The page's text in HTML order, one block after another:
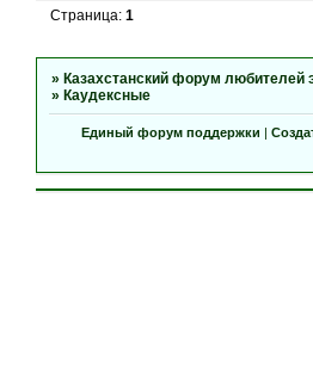
Страница:1
»Казахстанский форум любителей
»Каудексные
Единый форум поддержки